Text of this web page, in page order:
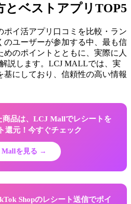
とベストアプリTOP5
ポイ活アプリ口コミを比較・ラン
のユーザーが参加する中、最も信
のポイントとともに、実際に人
説します。LCJ MALLでは、実
基にしており、信頼性の高い情報
商品は、LCJ Mallでレシートを
還元！今すぐチェック
Mallを見る →
Shopのレシート送信でポイ